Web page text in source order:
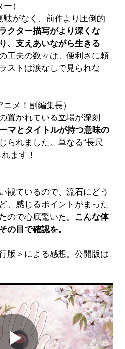
）
駄がなく、前作より圧倒的
クター描写がより深くな
、支えあいながら生きる
工夫の数々は、便利さに頼
ストは涙なしで見られな
メ！副編集長）
置かれている立場が深刻
マとタイトルが持つ意味の
られました。単なる“長尺
ます！
観ているので、流石にどう
、感じるポイントがまった
ので心底驚いた。
こんな体
目で確認を。
版＞による感想。公開版は